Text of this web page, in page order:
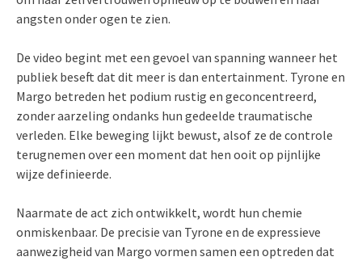
angsten onder ogen te zien.
De video begint met een gevoel van spanning wanneer het
publiek beseft dat dit meer is dan entertainment. Tyrone en
Margo betreden het podium rustig en geconcentreerd,
zonder aarzeling ondanks hun gedeelde traumatische
verleden. Elke beweging lijkt bewust, alsof ze de controle
terugnemen over een moment dat hen ooit op pijnlijke
wijze definieerde.
Naarmate de act zich ontwikkelt, wordt hun chemie
onmiskenbaar. De precisie van Tyrone en de expressieve
aanwezigheid van Margo vormen samen een optreden dat